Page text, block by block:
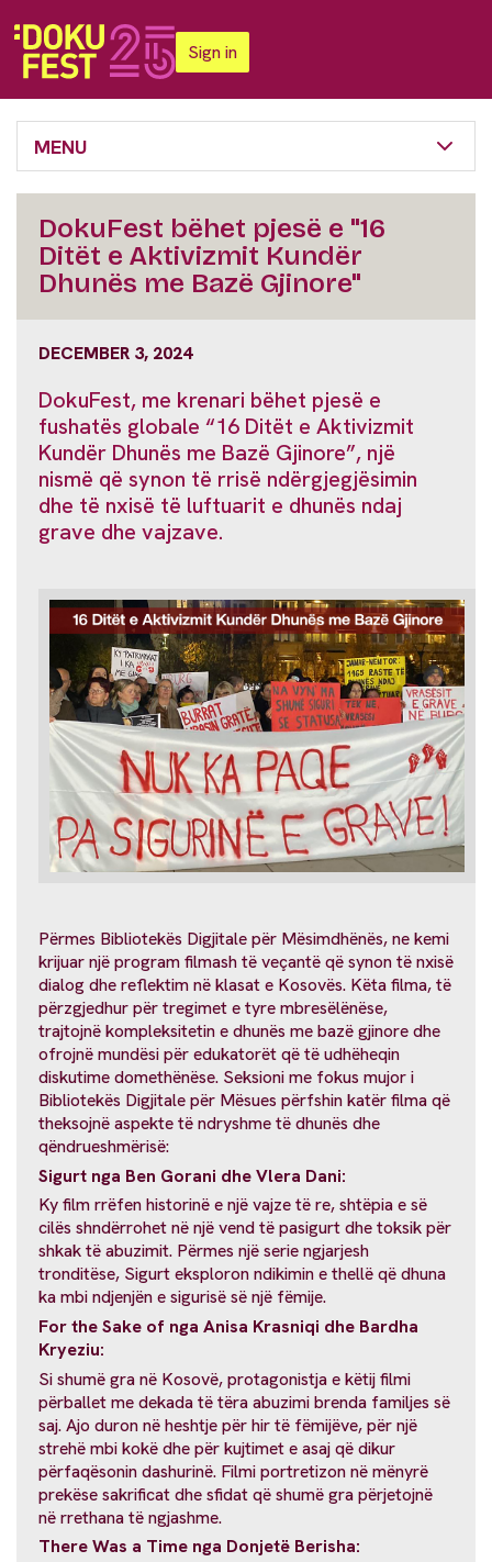
Sign in
MENU
DokuFest bëhet pjesë e "16
Ditët e Aktivizmit Kundër
Dhunës me Bazë Gjinore"
DECEMBER 3, 2024
DokuFest, me krenari bëhet pjesë e
fushatës globale “16 Ditët e Aktivizmit
Kundër Dhunës me Bazë Gjinore”, një
nismë që synon të rrisë ndërgjegjësimin
dhe të nxisë të luftuarit e dhunës ndaj
grave dhe vajzave.
Përmes Bibliotekës Digjitale për Mësimdhënës, ne kemi
krijuar një program filmash të veçantë që synon të nxisë
dialog dhe reflektim në klasat e Kosovës. Këta filma, të
përzgjedhur për tregimet e tyre mbresëlënëse,
trajtojnë kompleksitetin e dhunës me bazë gjinore dhe
ofrojnë mundësi për edukatorët që të udhëheqin
diskutime domethënëse. Seksioni me fokus mujor i
Bibliotekës Digjitale për Mësues përfshin katër filma që
theksojnë aspekte të ndryshme të dhunës dhe
qëndrueshmërisë:
Sigurt nga Ben Gorani dhe Vlera Dani:
Ky film rrëfen historinë e një vajze të re, shtëpia e së
cilës shndërrohet në një vend të pasigurt dhe toksik për
shkak të abuzimit. Përmes një serie ngjarjesh
tronditëse, Sigurt eksploron ndikimin e thellë që dhuna
ka mbi ndjenjën e sigurisë së një fëmije.
For the Sake of nga Anisa Krasniqi dhe Bardha
Kryeziu:
Si shumë gra në Kosovë, protagonistja e këtij filmi
përballet me dekada të tëra abuzimi brenda familjes së
saj. Ajo duron në heshtje për hir të fëmijëve, për një
strehë mbi kokë dhe për kujtimet e asaj që dikur
përfaqësonin dashurinë. Filmi portretizon në mënyrë
prekëse sakrificat dhe sfidat që shumë gra përjetojnë
në rrethana të ngjashme.
There Was a Time nga Donjetë Berisha: